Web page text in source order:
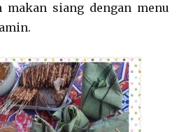
makan siang dengan menu